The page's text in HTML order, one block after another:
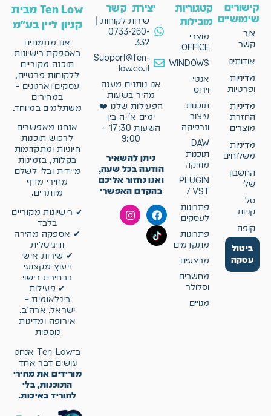
קישורים
שימושיים
צור
קשר
אודותינו
מדיניות
ופרטיות
מדיניות
החזרת
מוצרים
מדיניות
משלוחים
החשבון
שלי
סל
קניות
קופה
ביטול
עסקה
קטגוריות
מובילות
מוצרי
OFFICE
WINDOWS
אנטי
וירוס
תוכנות
עיצוב
וגרפיקה
DAW
תוכנות
מוזיקה
PLUGIN
/ VST
פתרונות
לעסקים
פתרונות
מתקדמים
מבצעים
מחשבים
וסלולר
מנויים
יצירת קשר
שירות לקוחות |
0733-260-
332
Support@Ten-
low.co.il
אנו נותנים מענה
מהיר בשעות
הפעילות שלנו ❤️
ימים א'-ה בין
השעות 17:30 –
9:00
ניתן להשאיר
הודעה בכל שעה,
ואנו נחזור אליכם
בהקדם האפשרי
Ten Low מבית
קניון ליין בע"מ
אנו מתמחים
באספקת רישיונות
תוכנה מקוריים
ללקוחות פרטיים,
עסקים וארגונים –
במחירים
משתלמים במיוחד.
אנחנו מאפשרים
לרכוש תוכנות
חיוניות ומתקדמות
בקלות, בזמינות
מיידית ובלי לשלם
מחירי מדף
מיותרים.
✔ רישיונות מקוריים
בלבד
✔ אספקה מהירה
ודיגיטלית
✔ שירות אישי
ויעוץ מקצועי
בבחירת רישוי
✔ פעילות
בינלאומית –
ישראל, ארה״ב,
אירופה ומדינות
נוספות
ב־Ten-Low אנחנו
עושים דבר אחד
מורידים את מחירי
התוכנות, בלי
להוריד באיכות.